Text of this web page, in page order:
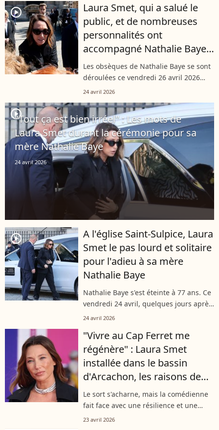
Baye, décédée de la maladie...
player2
Laura Smet, qui a salué le
public, et de nombreuses
personnalités ont
accompagné Nathalie Baye
pour son repos éternel
Les obsèques de Nathalie Baye se sont
déroulées ce vendredi 26 avril 2026
dans la matinée. Le rendez-vous était
8e arrondissement de Paris....
24 avril 2026
player2
"Tout ça est bien irréel" : Les mots de
Laura Smet durant la cérémonie pour sa
mère Nathalie Baye
24 avril 2026
player2
A l'église Saint-Sulpice, Laura
Smet le pas lourd et solitaire
pour l'adieu à sa mère
Nathalie Baye
Nathalie Baye s'est éteinte à 77 ans. Ce
vendredi 24 avril, quelques jours après
son départ, sa famille mais aussi bon
pour l'accompagner vers...
24 avril 2026
"Vivre au Cap Ferret me
régénère" : Laura Smet
installée dans le bassin
d'Arcachon, les raisons de
son départ de Paris avec son
fils et son mari
Le sort s'acharne, mais la comédienne
fait face avec une résilience et une
dignité qui forcent le respect. Alors
23 avril 2026